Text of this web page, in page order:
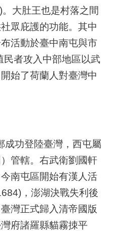
。大肚王也是村落之間
眾庇護的功能。其中
活動於臺中南屯與市
民者攻入中部地區以武
始了荷蘭人對臺灣中
成功登陸臺灣，西屯屬
管轄。右武衛劉國軒
南屯區開始有漢人活
，澎湖決戰失利後
灣正式歸入清帝國版
府諸羅縣貓霧拺平